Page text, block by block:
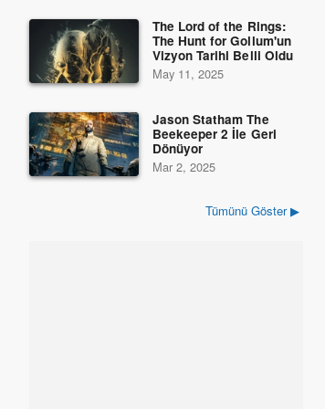
The Lord of the Rings:
The Hunt for Gollum'un
Vizyon Tarihi Belli Oldu
May 11, 2025
Jason Statham The
Beekeeper 2 İle Geri
Dönüyor
Mar 2, 2025
Tümünü Göster ▶